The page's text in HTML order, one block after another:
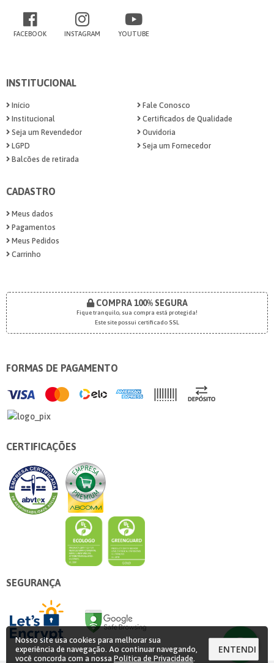
FACEBOOK INSTAGRAM YOUTUBE
INSTITUCIONAL
Início
Fale Conosco
Institucional
Certificados de Qualidade
Seja um Revendedor
Ouvidoria
LGPD
Seja um Fornecedor
Balcões de retirada
CADASTRO
Meus dados
Pagamentos
Meus Pedidos
Carrinho
COMPRA 100% SEGURA
Fique tranquilo, sua compra está protegida!
Este site possui certificado SSL
FORMAS DE PAGAMENTO
CERTIFICAÇÕES
SEGURANÇA
Nosso site usa cookies para melhorar sua
experiência de navegação. Ao continuar navegando,
você concorda com a nossa Política de Privacidade.
ENTENDI